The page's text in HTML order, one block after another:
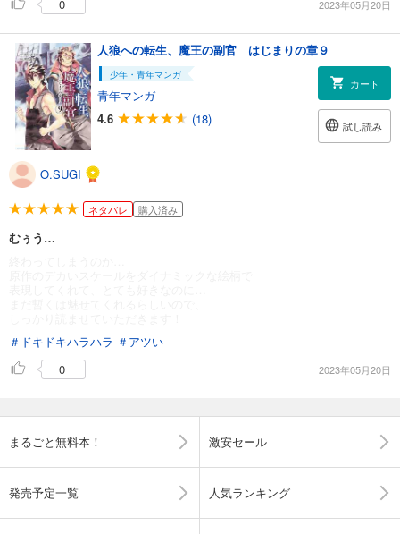
0 2023年05月20日
人狼への転生、魔王の副官 はじまりの章９
少年・青年マンガ
青年マンガ
4.6
(18)
カート
試し読み
O.SUGI
ネタバレ 購入済み
むぅう…
＃ドキドキハラハラ ＃アツい
0
2023年05月20日
まるごと無料本！ 激安セール
発売予定一覧 人気ランキング